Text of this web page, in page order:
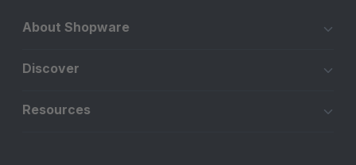
About Shopware
Discover
Resources